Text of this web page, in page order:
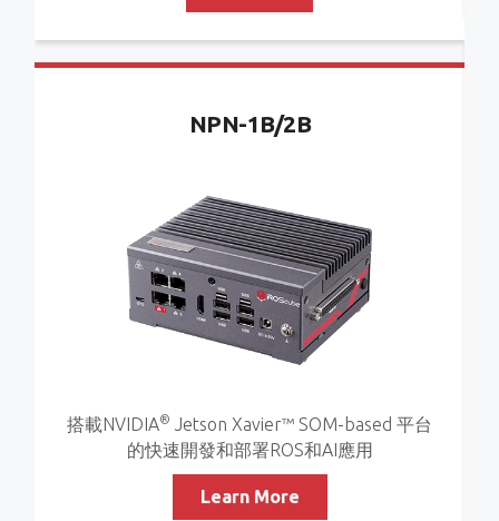
NPN-1B/2B
搭載NVIDIA® Jetson Xavier™ SOM-based 平台
的快速開發和部署ROS和AI應用
Learn More